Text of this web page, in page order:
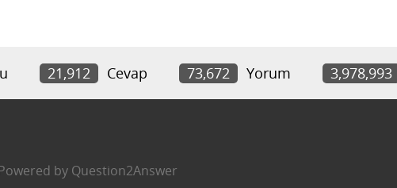
21,912 Cevap 73,672 Yorum 3,978,993
by Question2Answer